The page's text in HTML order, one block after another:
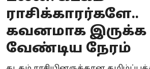
Business
Crime
ராசிக்காரர்களே..
கவனமாக இருக்க
வேண்டிய நேரம்